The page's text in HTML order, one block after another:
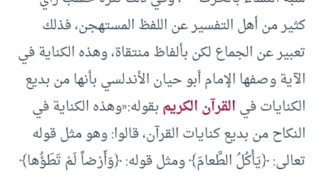
كثير من أهل التفسير عن اللفظ المستهجن، فذلك
تعبير عن الجماع لكن بألفاظ منتقاة، وهذه الكناية في
الآية وصفها الإمام أبو حيان الأندلسي بأنها من بديع
الكنايات فيالقرآن الكريمبقوله:«وهذه الكناية في
النكاح من بديع كنايات القرآن، قالوا: وهو مثل قوله
تعالى: ﴿يَأْكُلُ الطَّعامَ﴾ ومثل قوله: ﴿وَأَرْضاً لَمْ تَطَؤُها﴾